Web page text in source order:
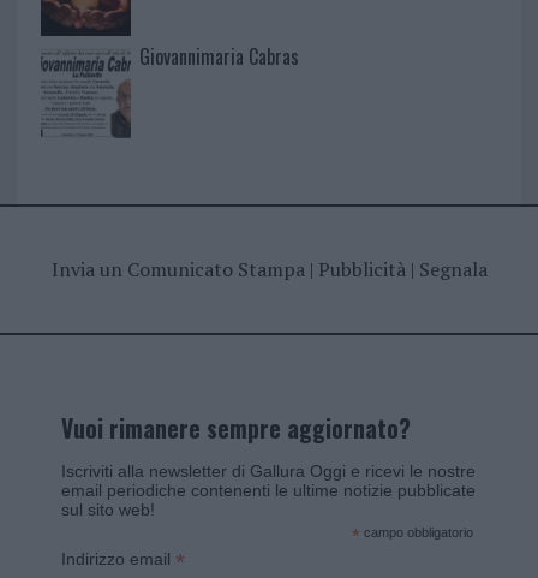
Giovannimaria Cabras
Invia un Comunicato Stampa| Pubblicità| Segnala
Vuoi rimanere sempre aggiornato?
Iscriviti alla newsletter di Gallura Oggi e ricevi le nostre
email periodiche contenenti le ultime notizie pubblicate
sul sito web!
* campo obbligatorio
Indirizzo email *